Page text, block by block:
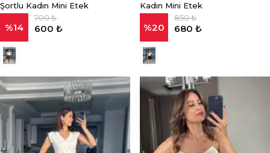
Şortlu Kadın Mini Etek
%14
700 ₺
600 ₺
Kadın Mini Etek
%20
850 ₺
680 ₺